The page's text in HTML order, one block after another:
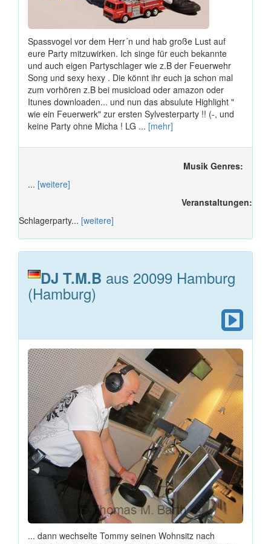
Spassvogel vor dem Herr´n und hab große Lust auf
eure Party mitzuwirken. Ich singe für euch bekannte
und auch eigen Partyschlager wie z.B der Feuerwehr
Song und sexy hexy . Die könnt ihr euch ja schon mal
zum vorhören z.B bei musicload oder amazon oder
Itunes downloaden... und nun das absulute Highlight "
wie ein Feuerwerk" zur ersten Sylvesterparty !! (-, und
keine Party ohne Micha ! LG ... [mehr]
Musik Genres:
... [weitere]
Veranstaltungen:
Schlagerparty... [weitere]
DJ T.M.B aus 20099 Hamburg
(Hamburg)
... dann wechselte Tommy seinen Wohnsitz nach